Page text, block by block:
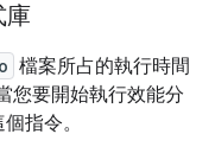
庫
檔案所占的執行時間
您要開始執行效能分
指令。